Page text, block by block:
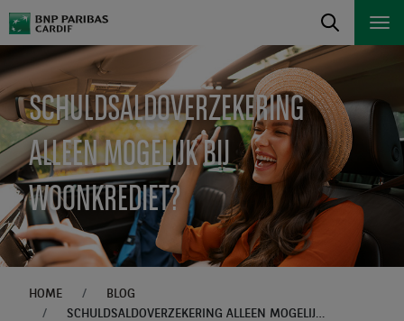
SCHULDSALDOVERZEKERING
ALLEEN MOGELIJK BIJ
WOONKREDIET?
HOME
BLOG
SCHULDSALDOVERZEKERING ALLEEN MOGELIJK BIJ WOONKREDIET?